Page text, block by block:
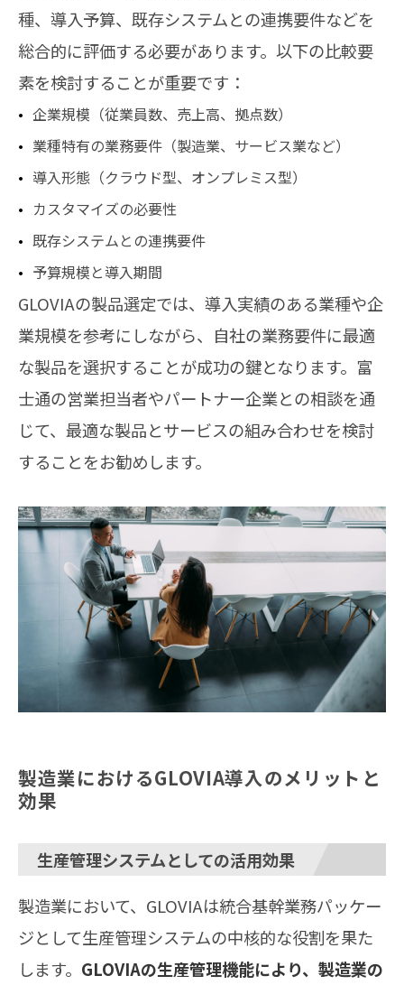
種、導入予算、既存システムとの連携要件などを
総合的に評価する必要があります。以下の比較要
素を検討することが重要です：
企業規模（従業員数、売上高、拠点数）
業種特有の業務要件（製造業、サービス業など）
導入形態（クラウド型、オンプレミス型）
カスタマイズの必要性
既存システムとの連携要件
予算規模と導入期間
GLOVIAの製品選定では、導入実績のある業種や企
業規模を参考にしながら、自社の業務要件に最適
な製品を選択することが成功の鍵となります。富
士通の営業担当者やパートナー企業との相談を通
じて、最適な製品とサービスの組み合わせを検討
することをお勧めします。
製造業におけるGLOVIA導入のメリットと
効果
生産管理システムとしての活用効果
製造業において、GLOVIAは統合基幹業務パッケー
ジとして生産管理システムの中核的な役割を果た
します。 GLOVIAの生産管理機能により、製造業の